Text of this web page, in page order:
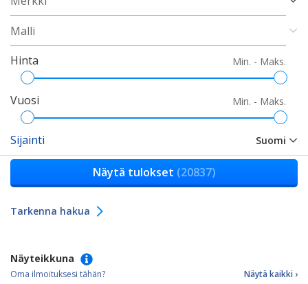
Min. - Maks.
Hinta
Min. - Maks.
Vuosi
Suomi
Sijainti
Näytä tulokset (20837)
Tarkenna hakua
Näyteikkuna
Oma ilmoituksesi tähän? Näytä kaikki ›